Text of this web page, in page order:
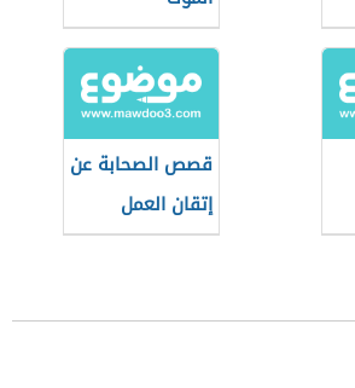
قصص الصحابة عن
إتقان العمل